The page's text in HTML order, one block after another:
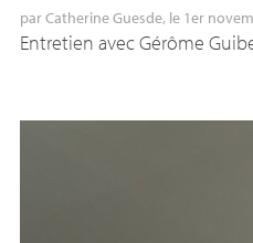
parCatherine Guesde, le 1er
Entretien avec Gérôme